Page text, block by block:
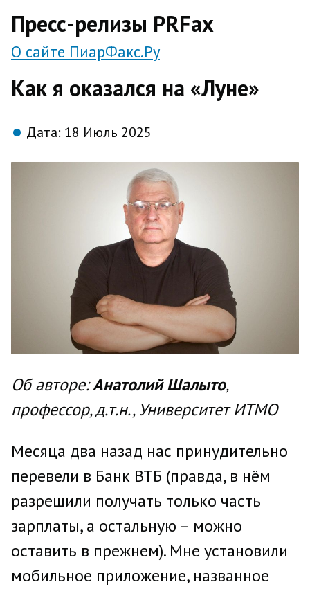
Пресс-релизы PRFax
О сайте ПиарФакс.Ру
Как я оказался на «Луне»
Дата: 18 Июль 2025
Об авторе:Анатолий Шалыто,
профессор, д.т.н., Университет ИТМО
Месяца два назад нас принудительно
перевели в Банк ВТБ (правда, в нём
разрешили получать только часть
зарплаты, а остальную – можно
оставить в прежнем). Мне установили
мобильное приложение, названное